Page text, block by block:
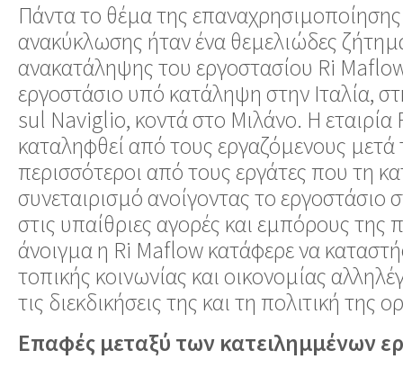
Πάντα το θέμα της επαναχρησιμοποίησης
ανακύκλωσης ήταν ένα θεμελιώδες
ανακατάληψης του εργοστασίου Ri
εργοστάσιο υπό κατάληψη στην Ιταλία,
sul Naviglio, κοντά στο Μιλάνο. Η εταιρία
καταληφθεί από τους εργαζόμενους μετά
περισσότεροι από τους εργάτες που τη
συνεταιρισμό ανοίγοντας το εργοστάσιο
στις υπαίθριες αγορές και εμπόρους της
άνοιγμα η Ri Maflow κατάφερε να
τοπικής κοινωνίας και οικονομίας
τις διεκδικήσεις της και τη πολιτική της
Επαφές μεταξύ των κατειλημμένων